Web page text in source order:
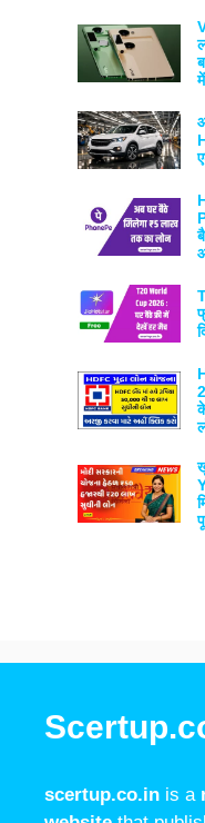
scertup.co.in is a